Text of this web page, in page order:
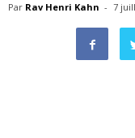
Par Rav Henri Kahn - 7